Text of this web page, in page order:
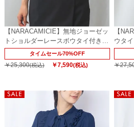
【NARACAMICIE】無地ジョーゼッ
トショルダーレースボウタイ付きブ
ラウス
タイムセール70%OFF
￥25,300(税込) ￥7,590(税込)
【
ウタ
￥